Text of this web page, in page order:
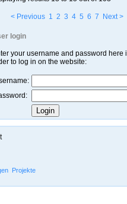
< Previous 1 2 3 4 5 6 7 Next >
login
your username and password here
to log in on the website:
Projekte